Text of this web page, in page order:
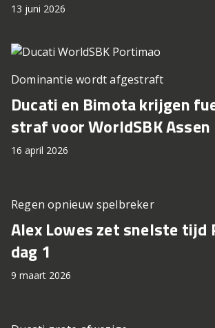
13 juni 2026
Dominantie wordt afgestraft
Ducati en Bimota krijgen
straf voor WorldSBK Assen
16 april 2026
Regen opnieuw spelbreker
Alex Lowes zet snelste tijd
dag 1
9 maart 2026